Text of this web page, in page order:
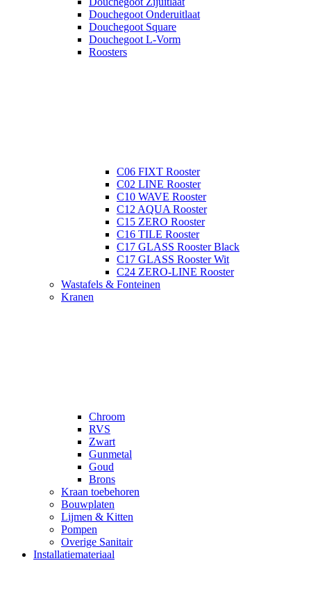
Douchegoot Onderuitlaat
Douchegoot Square
Douchegoot L-Vorm
Roosters
C06 FIXT Rooster
C02 LINE Rooster
C10 WAVE Rooster
C12 AQUA Rooster
C15 ZERO Rooster
C16 TILE Rooster
C17 GLASS Rooster Black
C17 GLASS Rooster Wit
C24 ZERO-LINE Rooster
Wastafels & Fonteinen
Kranen
Chroom
RVS
Zwart
Gunmetal
Goud
Brons
Kraan toebehoren
Bouwplaten
Lijmen & Kitten
Pompen
Overige Sanitair
Installatiemateriaal